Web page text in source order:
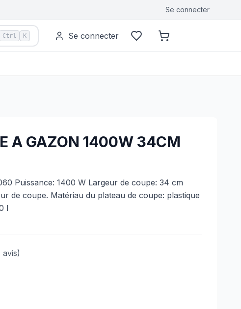
Se connecter
Ctrl K Se connecter
A GAZON 1400W 34CM
Puissance: 1400 W Largeur de coupe: 34 cm
de coupe. Matériau du plateau de coupe: plastique
l
avis)